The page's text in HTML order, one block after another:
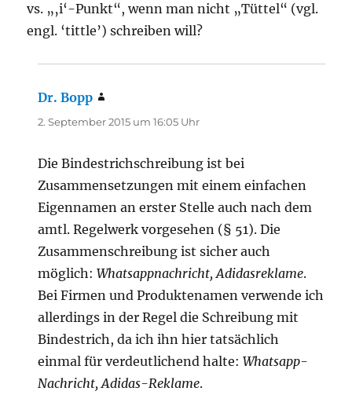
vs. „‚i‘-Punkt“, wenn man nicht „Tüttel“ (vgl.
engl. ‘tittle’) schreiben will?
Dr. Bopp
2. September 2015 um 16:05 Uhr
Die Bindestrichschreibung ist bei
Zusammensetzungen mit einem einfachen
Eigennamen an erster Stelle auch nach dem
amtl. Regelwerk vorgesehen (§ 51). Die
Zusammenschreibung ist sicher auch
möglich:Whatsappnachricht, Adidasreklame.
Bei Firmen und Produktenamen verwende ich
allerdings in der Regel die Schreibung mit
Bindestrich, da ich ihn hier tatsächlich
einmal für verdeutlichend halte:Whatsapp-
Nachricht, Adidas-Reklame.